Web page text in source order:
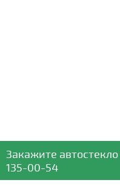
Закажите автостекло
135-00-54